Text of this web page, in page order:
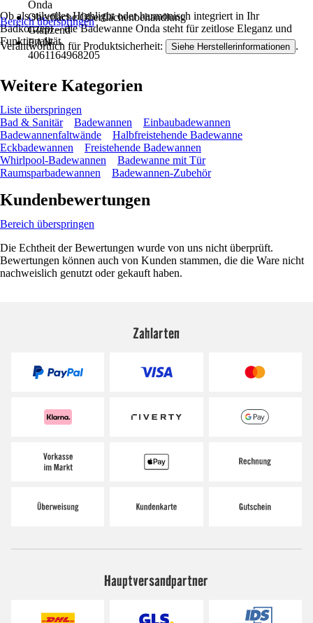
Onda
Oberfläche/Oberflächenbehandlung
Glänzend
EAN
4061164968205
Ob als stilvolles Highlight oder harmonisch integriert in Ihr
Badkonzept – die Badewanne Onda steht für zeitlose Eleganz und
Funktionalität.
Bereich überspringen
Verantwortlich für Produktsicherheit: Siehe Herstellerinformationen .
Weitere Kategorien
Liste überspringen
Bad & Sanitär
Badewannen
Einbaubadewannen
Badewannenfaltwände
Halbfreistehende Badewanne
Eckbadewannen
Freistehende Badewannen
Whirlpool-Badewannen
Badewanne mit Tür
Raumsparbadewannen
Badewannen-Zubehör
Kundenbewertungen
Bereich überspringen
Die Echtheit der Bewertungen wurde von uns nicht überprüft.
Bewertungen können auch von Kunden stammen, die die Ware nicht
nachweislich genutzt oder gekauft haben.
Zahlarten
Hauptversandpartner